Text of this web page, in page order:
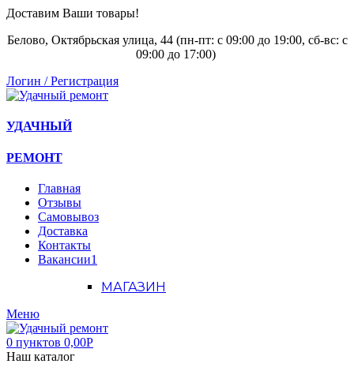
Доставим Ваши товары!
Белово, Октябрьская улица, 44 (пн-пт: с 09:00 до 19:00, сб-вс: с
09:00 до 17:00)
Логин / Регистрация
УДАЧНЫЙ
РЕМОНТ
Главная
Отзывы
Самовывоз
Доставка
Контакты
Вакансии1
МАГАЗИН
Меню
0 пунктов 0,00Р
Наш каталог